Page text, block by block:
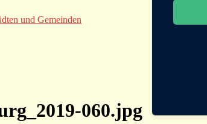
und Gemeinden
060.jpg